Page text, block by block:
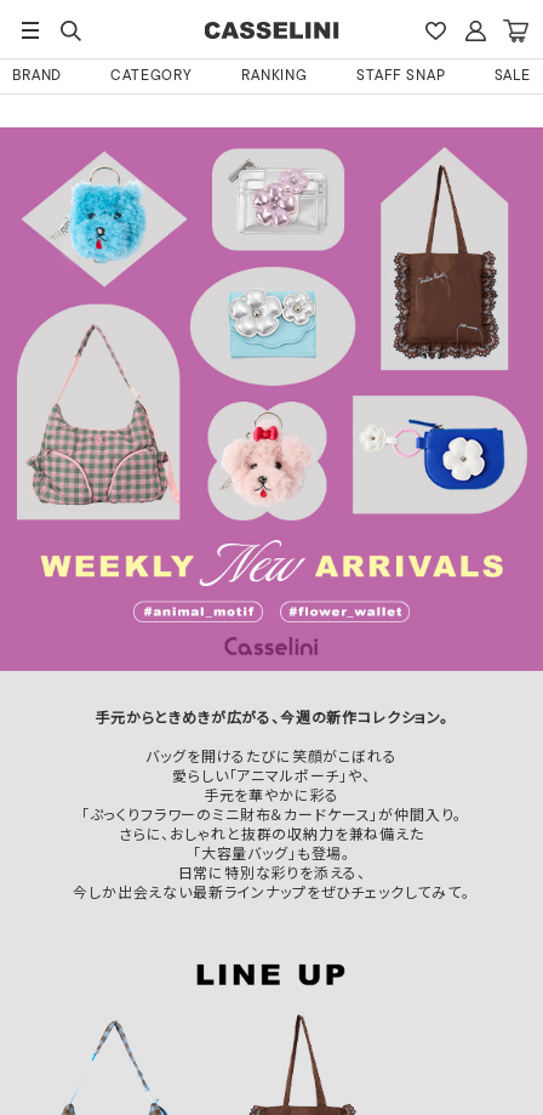
BRAND CATEGORY RANKING STAFF SNAP SALE
手元からときめきが広がる、今週の新作コレクション。
バッグを開けるたびに笑顔がこぼれる
愛らしい「アニマルポーチ」や、
手元を華やかに彩る
「ぷっくりフラワーのミニ財布＆カードケース」が仲間入り。
さらに、おしゃれと抜群の収納力を兼ね備えた
「大容量バッグ」も登場。
日常に特別な彩りを添える、
今しか出会えない最新ラインナップをぜひチェックしてみて。